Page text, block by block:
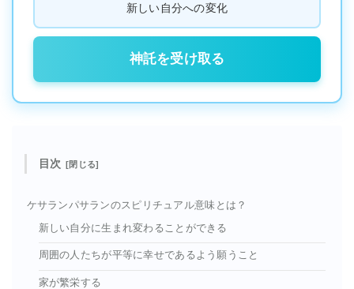
新しい自分への変化
神託を受け取る
目次
ケサランパサランのスピリチュアル意味とは？
新しい自分に生まれ変わることができる
周囲の人たちが平等に幸せであるよう願うこと
家が繁栄する